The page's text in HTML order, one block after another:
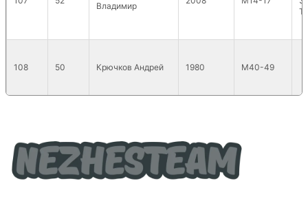
Владимир
108 50 Крючков Андрей 1980 М40-49